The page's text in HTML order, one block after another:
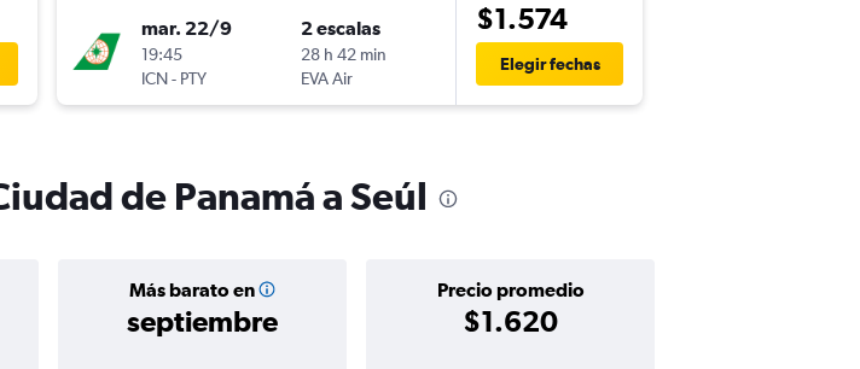
mar. 22/9
19:45
ICN- PTY
2 escalas
28 h 42 min
EVA Air
$1.574
Elegir fechas
de Panamá a Seúl
Más barato en
septiembre
Precio promedio
$1.620